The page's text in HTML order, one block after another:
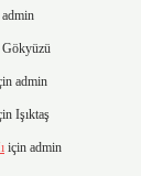
admin
Gökyüzü
admin
Işıktaş
için admin